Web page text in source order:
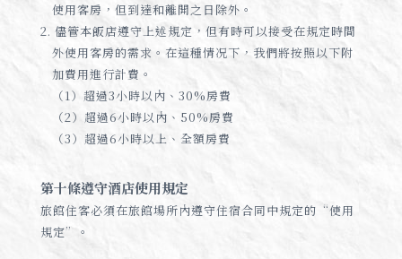
使用客房，但到達和離開之日除外。
2. 儘管本飯店遵守上述規定，但有時可以接受在規定時間
外使用客房的需求。在這種情况下，我們將按照以下附
加費用進行計費。
（1）超過3小時以內、30%房費
（2）超過6小時以內、50%房費
（3）超過6小時以上、全額房費
第十條遵守酒店使用規定
旅館住客必須在旅館場所內遵守住宿合同中規定的“使用
規定”。